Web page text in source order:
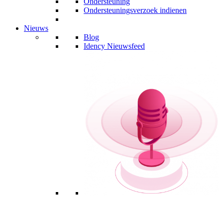
Ondersteuningsverzoek indienen
Nieuws
Blog
Idency Nieuwsfeed